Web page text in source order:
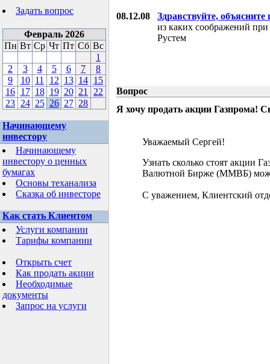
Задать вопрос
Февраль 2026
Пн Вт Ср Чт Пт Сб Вс
1
2
3 4 5 6 7
8
9
10 11 12 13 14 15
16 17 18 19 20 21
22
23 24 25 26 27 28
Начинающему
инвестору
Начинающему
инвестору о ценных
бумагах
Основы теханализа
Сказка об инвесторе
Как стать Клиентом
Услуги компании
Тарифы компании
Открыть счет
Как продать акции
Необходимые
документы
Запрос на услуги
08.12.08
Здравствуйте, объясните
из каких соображений
Рустем
Вопрос
Я хочу продать акции Газпрома!
Уважаемый Сергей!
Узнать сколько стоят акции
Валютной Бирже (ММВБ)
С уважением, Клиентский